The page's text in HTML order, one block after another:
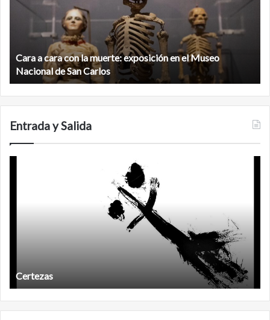
virgen
norte
la
biosfera
de
Calakmul
Minanbé, la ciudad maya virgen al norte de la biosfera de
Calakmul
Entrada y Salida
Años después